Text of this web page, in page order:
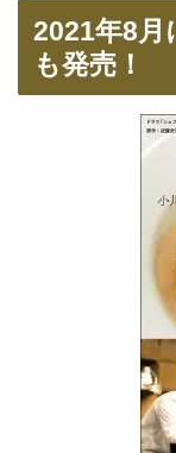
2021年8月
も発売！